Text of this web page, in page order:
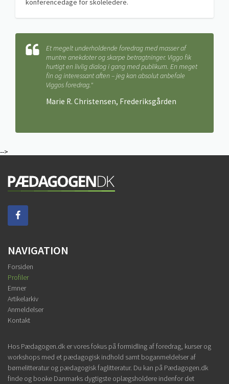
Et megelt underholdende foredrag med masser af
muntre anekdoter og skarpe betragtninger. Viggo fik
hurtigt en livlig dialog i gang med publikum. En meget
fin og interessant aften – jeg kan absolut anbefale
Viggos foredrag."
Marie R. Christensen, Frederiksgården
-->
NAVIGATION
Forsiden
Profiler
Emner
Artikelarkiv
Anmeldelser
Kontakt
Hos Pædagogen.dk er vores fokus på formidling af foredrag, kurser og
workshops med et pædagogisk indhold samt boganmeldelser af
børnelitteratur og pædagogisk faglitteratur. Du kan på Pædagogen.dk
finde og booke Danmarks dygtigste oplægsholdere indenfor det